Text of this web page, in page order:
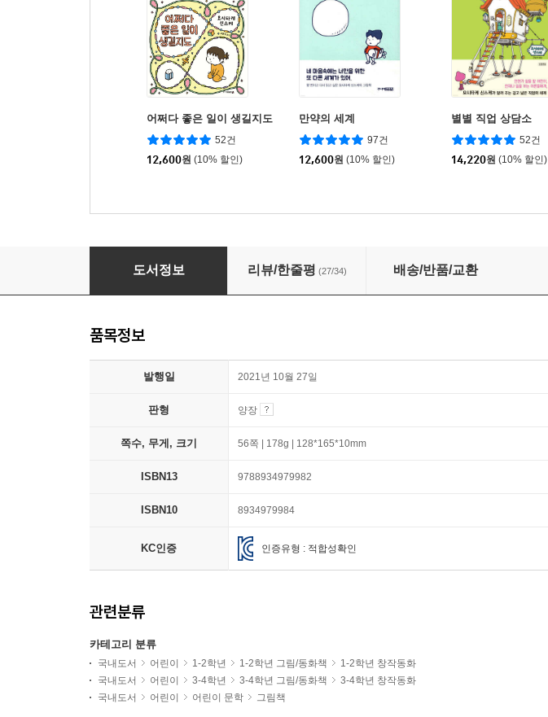
어쩌다 좋은 일이 생길지도
52건
12,600원 (10% 할인)
만약의 세계
97건
12,600원 (10% 할인)
별별 직업 상담소
52건
14,220원 (10% 할인)
도망치고, 찾고
도서정보 리뷰/한줄평 (27/34) 배송/반품/교환
품목정보
발행일 2021년 10월 27일
판형 양장
쪽수, 무게, 크기 56쪽 | 178g | 128*165*10mm
ISBN13 9788934979982
ISBN10 8934979984
KC인증 인증유형 : 적합성확인
관련분류
카테고리 분류
국내도서 어린이 1-2학년 1-2학년 그림/동화책
1-2학년 창작동화
국내도서
어린이 3-4학년 3-4학년 그림/동화책
3-4학년 창작동화
국내도서
어린이 어린이 문학 그림책